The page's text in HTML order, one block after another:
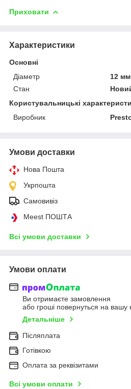
Приховати
Характеристики
Основні
Діаметр
12 мм
Стан
Користувальницькі
Виробник
Умови доставки
Нова Пошта
Укрпошта
Самовивіз
Meest ПОШТА
Всі умови доставки
Умови оплати
Ви отримаєте замовлення
або гроші повернуться на вашу
Детальніше
Післяплата
Готівкою
Оплата за реквізитами
Всі умови оплати